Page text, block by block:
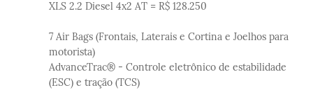
XLS 2.2 Diesel 4x2 AT = R$ 128.250
7 Air Bags (Frontais, Laterais e Cortina e Joelhos para
motorista)
AdvanceTrac® - Controle eletrônico de estabilidade
(ESC) e tração (TCS)